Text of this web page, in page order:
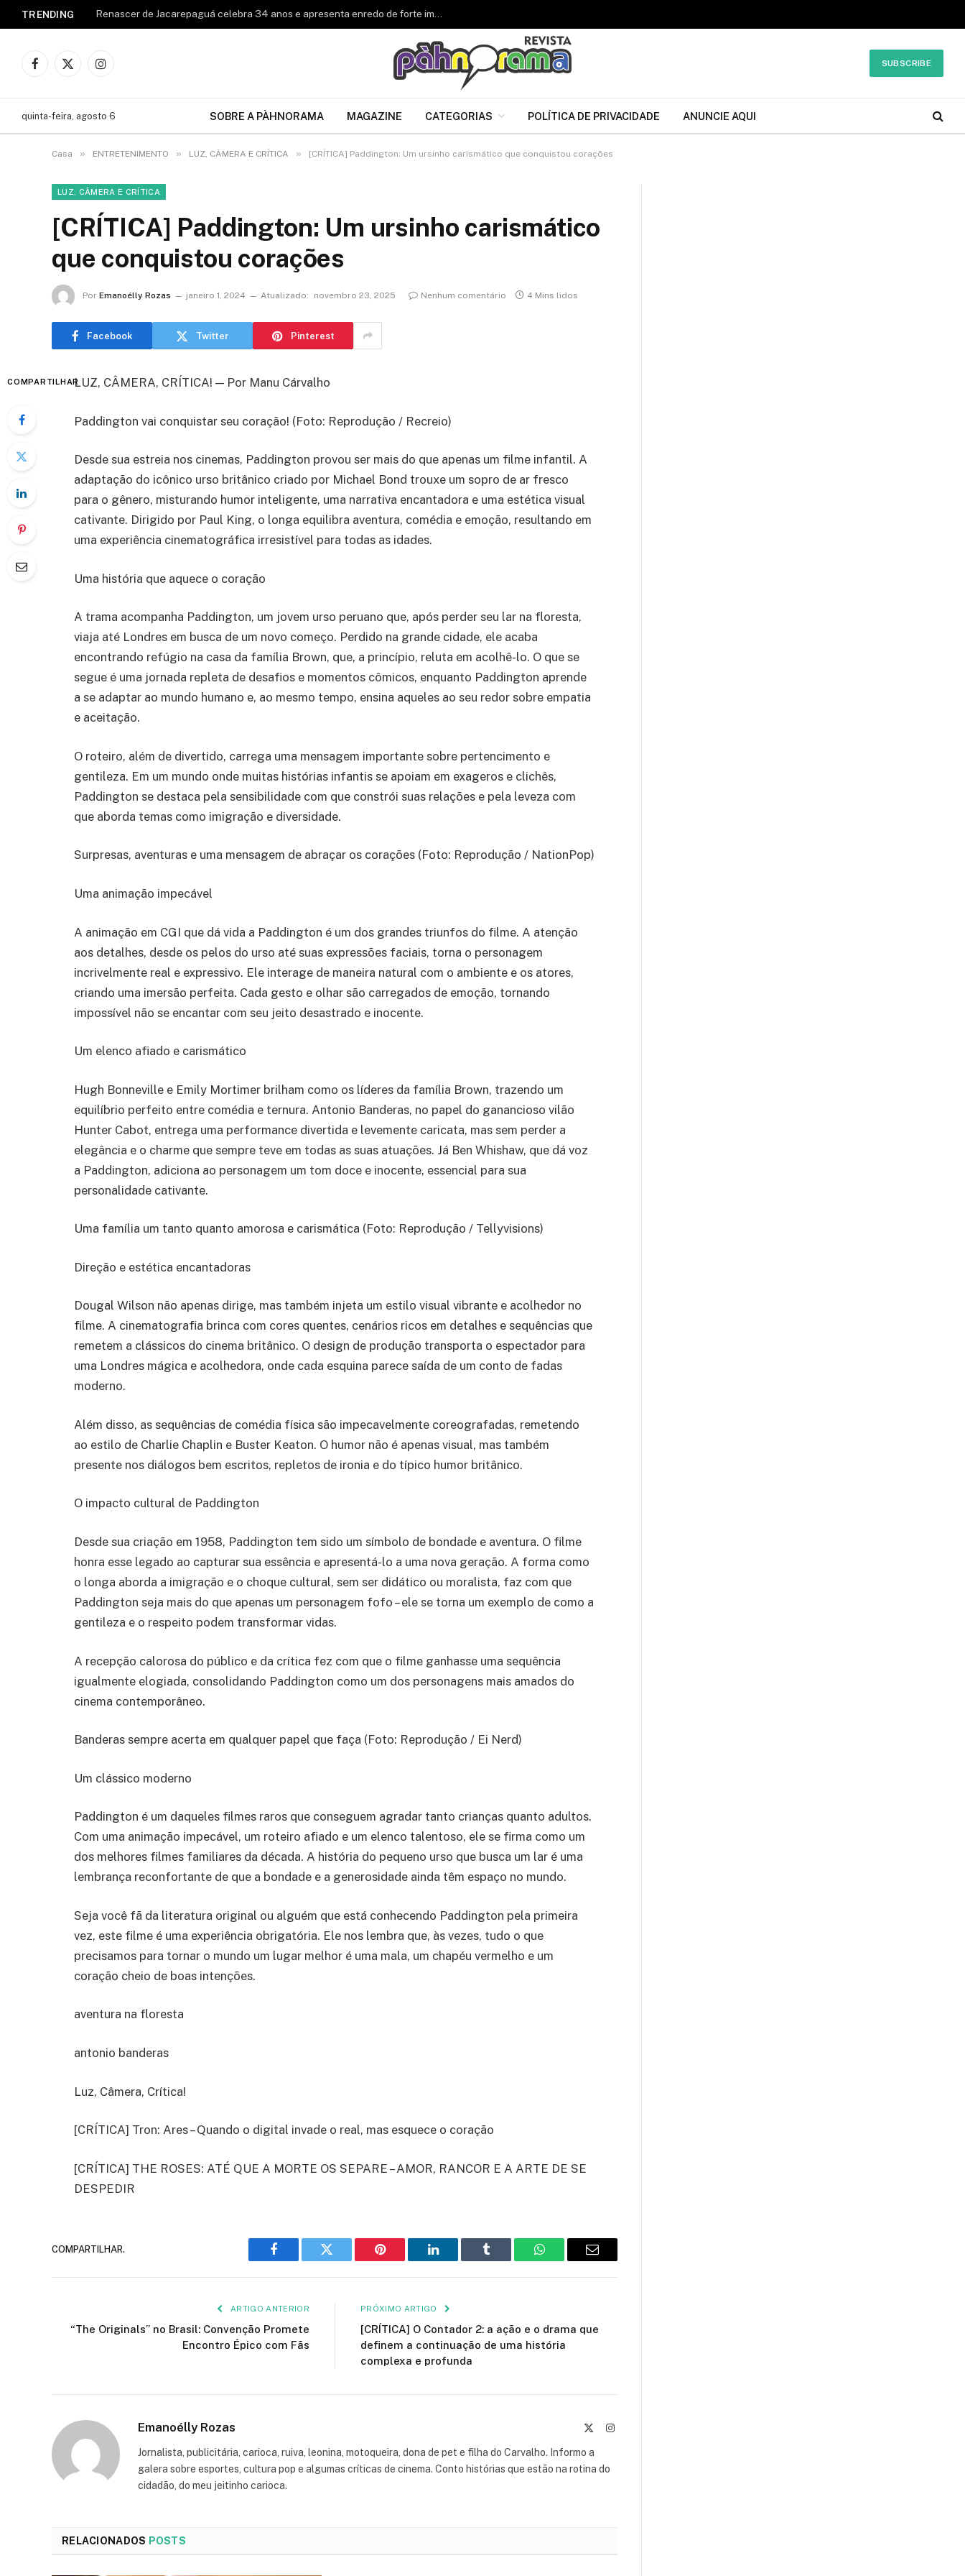
TRENDING Renascer de Jacarepaguá celebra 34 anos e apresenta enredo de forte impacto para o Carnaval 2027
Facebook
X
Instagram
SUBSCRIBE
quinta-feira, agosto 6 SOBRE A PÀHNORAMA MAGAZINE CATEGORIAS POLÍTICA DE PRIVACIDADE ANUNCIE AQUI
Casa » ENTRETENIMENTO » LUZ, CÂMERA E CRÍTICA » [CRÍTICA] Paddington: Um ursinho carismático que conquistou corações
LUZ, CÂMERA E CRÍTICA
[CRÍTICA] Paddington: Um ursinho carismático
que conquistou corações
Por Emanoélly Rozas janeiro 1, 2024 Atualizado: novembro 23, 2025 Nenhum comentário 4 Mins lidos
Facebook Twitter Pinterest
COMPARTILHARLUZ, CÂMERA, CRÍTICA! — Por Manu Cárvalho
Paddington vai conquistar seu coração! (Foto: Reprodução / Recreio)
Desde sua estreia nos cinemas, Paddington provou ser mais do que apenas um filme infantil. A
adaptação do icônico urso britânico criado por Michael Bond trouxe um sopro de ar fresco
para o gênero, misturando humor inteligente, uma narrativa encantadora e uma estética visual
cativante. Dirigido por Paul King, o longa equilibra aventura, comédia e emoção, resultando em
uma experiência cinematográfica irresistível para todas as idades.
Uma história que aquece o coração
A trama acompanha Paddington, um jovem urso peruano que, após perder seu lar na floresta,
viaja até Londres em busca de um novo começo. Perdido na grande cidade, ele acaba
encontrando refúgio na casa da família Brown, que, a princípio, reluta em acolhê-lo. O que se
segue é uma jornada repleta de desafios e momentos cômicos, enquanto Paddington aprende
a se adaptar ao mundo humano e, ao mesmo tempo, ensina aqueles ao seu redor sobre empatia
e aceitação.
O roteiro, além de divertido, carrega uma mensagem importante sobre pertencimento e
gentileza. Em um mundo onde muitas histórias infantis se apoiam em exageros e clichês,
Paddington se destaca pela sensibilidade com que constrói suas relações e pela leveza com
que aborda temas como imigração e diversidade.
Surpresas, aventuras e uma mensagem de abraçar os corações (Foto: Reprodução / NationPop)
Uma animação impecável
A animação em CGI que dá vida a Paddington é um dos grandes triunfos do filme. A atenção
aos detalhes, desde os pelos do urso até suas expressões faciais, torna o personagem
incrivelmente real e expressivo. Ele interage de maneira natural com o ambiente e os atores,
criando uma imersão perfeita. Cada gesto e olhar são carregados de emoção, tornando
impossível não se encantar com seu jeito desastrado e inocente.
Um elenco afiado e carismático
Hugh Bonneville e Emily Mortimer brilham como os líderes da família Brown, trazendo um
equilíbrio perfeito entre comédia e ternura. Antonio Banderas, no papel do ganancioso vilão
Hunter Cabot, entrega uma performance divertida e levemente caricata, mas sem perder a
elegância e o charme que sempre teve em todas as suas atuações. Já Ben Whishaw, que dá voz
a Paddington, adiciona ao personagem um tom doce e inocente, essencial para sua
personalidade cativante.
Uma família um tanto quanto amorosa e carismática (Foto: Reprodução / Tellyvisions)
Direção e estética encantadoras
Dougal Wilson não apenas dirige, mas também injeta um estilo visual vibrante e acolhedor no
filme. A cinematografia brinca com cores quentes, cenários ricos em detalhes e sequências que
remetem a clássicos do cinema britânico. O design de produção transporta o espectador para
uma Londres mágica e acolhedora, onde cada esquina parece saída de um conto de fadas
moderno.
Além disso, as sequências de comédia física são impecavelmente coreografadas, remetendo
ao estilo de Charlie Chaplin e Buster Keaton. O humor não é apenas visual, mas também
presente nos diálogos bem escritos, repletos de ironia e do típico humor britânico.
O impacto cultural de Paddington
Desde sua criação em 1958, Paddington tem sido um símbolo de bondade e aventura. O filme
honra esse legado ao capturar sua essência e apresentá-lo a uma nova geração. A forma como
o longa aborda a imigração e o choque cultural, sem ser didático ou moralista, faz com que
Paddington seja mais do que apenas um personagem fofo – ele se torna um exemplo de como a
gentileza e o respeito podem transformar vidas.
A recepção calorosa do público e da crítica fez com que o filme ganhasse uma sequência
igualmente elogiada, consolidando Paddington como um dos personagens mais amados do
cinema contemporâneo.
Banderas sempre acerta em qualquer papel que faça (Foto: Reprodução / Ei Nerd)
Um clássico moderno
Paddington é um daqueles filmes raros que conseguem agradar tanto crianças quanto adultos.
Com uma animação impecável, um roteiro afiado e um elenco talentoso, ele se firma como um
dos melhores filmes familiares da década. A história do pequeno urso que busca um lar é uma
lembrança reconfortante de que a bondade e a generosidade ainda têm espaço no mundo.
Seja você fã da literatura original ou alguém que está conhecendo Paddington pela primeira
vez, este filme é uma experiência obrigatória. Ele nos lembra que, às vezes, tudo o que
precisamos para tornar o mundo um lugar melhor é uma mala, um chapéu vermelho e um
coração cheio de boas intenções.
aventura na floresta
antonio banderas
Luz, Câmera, Crítica!
[CRÍTICA] Tron: Ares – Quando o digital invade o real, mas esquece o coração
[CRÍTICA] THE ROSES: ATÉ QUE A MORTE OS SEPARE – AMOR, RANCOR E A ARTE DE SE
DESPEDIR
COMPARTILHAR.
Facebook Twitter Pinterest LinkedIn Tumblr WhatsAppE-
ARTIGO ANTERIOR
“The Originals” no Brasil: Convenção Promete
Encontro Épico com Fãs
PRÓXIMO ARTIGO
[CRÍTICA] O Contador 2: a ação e o drama que
definem a continuação de uma história
complexa e profunda
Emanoélly Rozas Instagram
Jornalista, publicitária, carioca, ruiva, leonina, motoqueira, dona de pet e filha do Carvalho. Informo a
galera sobre esportes, cultura pop e algumas críticas de cinema. Conto histórias que estão na rotina do
cidadão, do meu jeitinho carioca.
RELACIONADOS POSTS